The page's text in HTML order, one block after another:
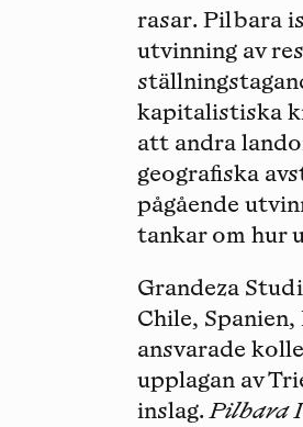
rasar. Pilbara
utvinning av
kapitalistiska
att andra
geografiska
pågående
tankar om hur
Grandeza
Chile,
ansvarade
upplagan av
inslag.Pilbara